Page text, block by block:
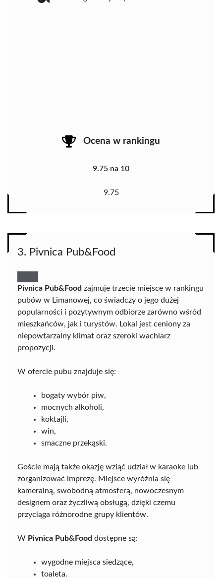
Ocena w rankingu
9.75 na 10
9.75
3. Pivnica Pub&Food
Pivnica Pub&Food zajmuje trzecie miejsce w rankingu
pubów w Limanowej, co świadczy o jego dużej
popularności i pozytywnym odbiorze zarówno wśród
mieszkańców, jak i turystów. Lokal jest ceniony za
niepowtarzalny klimat oraz szeroki wachlarz
propozycji.
W ofercie pubu znajduje się:
bogaty wybór piw,
mocnych alkoholi,
koktajli,
win,
smaczne przekąski.
Goście mają także okazję wziąć udział w karaoke lub
zorganizować imprezę. Miejsce wyróżnia się
kameralną, swobodną atmosferą, nowoczesnym
designem oraz życzliwą obsługą, dzięki czemu
przyciąga różnorodne grupy klientów.
W Pivnica Pub&Food dostępne są:
wygodne miejsca siedzące,
toaleta.